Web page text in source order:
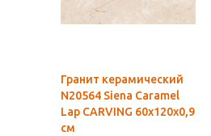
Гранит керамический
N20564 Siena Caramel
Lap CARVING 60x120х0,9
см